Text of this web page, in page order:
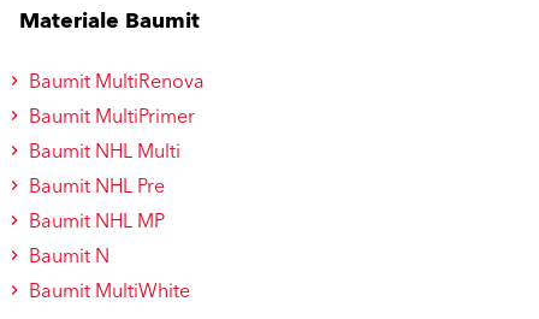
Materiale Baumit
Baumit MultiRenova
Baumit MultiPrimer
Baumit NHL Multi
Baumit NHL Pre
Baumit NHL MP
Baumit N
Baumit MultiWhite